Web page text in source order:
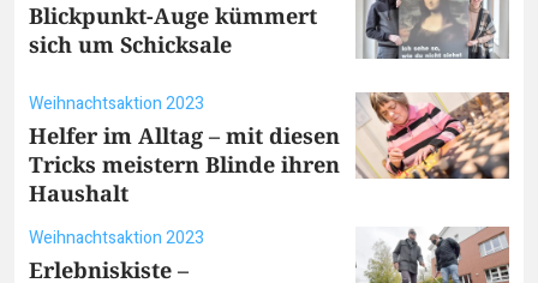
Blickpunkt-Auge kümmert
sich um Schicksale
Weihnachtsaktion 2023
Helfer im Alltag – mit diesen
Tricks meistern Blinde ihren
Haushalt
Weihnachtsaktion 2023
Erlebniskiste –